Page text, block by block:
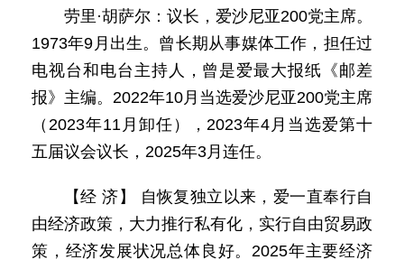
劳里·胡萨尔：议长，爱沙尼亚200党主席。
1973年9月出生。曾长期从事媒体工作，担任过
电视台和电台主持人，曾是爱最大报纸《邮差
报》主编。2022年10月当选爱沙尼亚200党主席
（2023年11月卸任），2023年4月当选爱第十
五届议会议长，2025年3月连任。
【经 济】 自恢复独立以来，爱一直奉行自
由经济政策，大力推行私有化，实行自由贸易政
策，经济发展状况总体良好。2025年主要经济